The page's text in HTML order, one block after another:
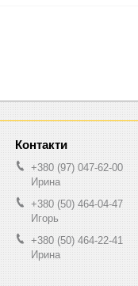
+380 (97) 047-62-00
Ирина
+380 (50) 464-04-47
Игорь
+380 (50) 464-22-41
Ирина